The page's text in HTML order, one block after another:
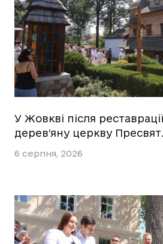
У Жовкві після
дерев’яну церкву
6 серпня, 2026